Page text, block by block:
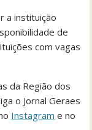
a instituição
de
com vagas
da Região dos
o Jornal Geraes
Instagram e no